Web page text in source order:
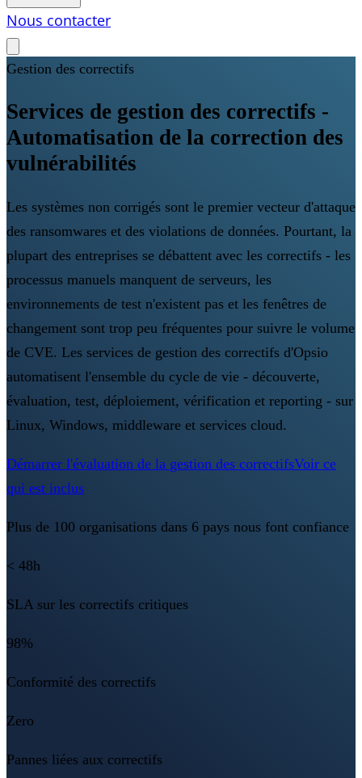
Nous contacter
Gestion des correctifs
Services de gestion des correctifs -
Automatisation de la correction des
vulnérabilités
Les systèmes non corrigés sont le premier vecteur d'attaque
des ransomwares et des violations de données. Pourtant, la
plupart des entreprises se débattent avec les correctifs - les
processus manuels manquent de serveurs, les
environnements de test n'existent pas et les fenêtres de
changement sont trop peu fréquentes pour suivre le volume
de CVE. Les services de gestion des correctifs d'Opsio
automatisent l'ensemble du cycle de vie - découverte,
évaluation, test, déploiement, vérification et reporting - sur
Linux, Windows, middleware et services cloud.
Démarrer l'évaluation de la gestion des correctifsVoir ce
qui est inclus
Plus de 100 organisations dans 6 pays nous font confiance
< 48h
SLA sur les correctifs critiques
98%
Conformité des correctifs
Zero
Pannes liées aux correctifs